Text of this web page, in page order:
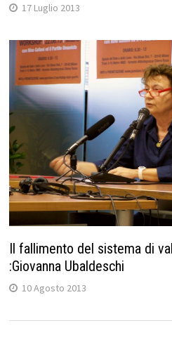
17 Luglio 2013
Il fallimento del sistema di
:Giovanna Ubaldeschi
10 Agosto 2013